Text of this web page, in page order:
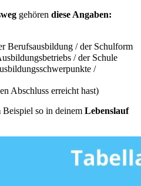
gehören diese Angaben:
Berufsausbildung / der Schulform
/ der Schule
/
Abschluss erreicht hast)
Beispiel so in deinem Lebenslauf